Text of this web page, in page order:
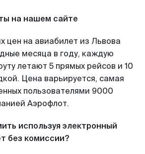
на нашем сайте
цен на авиабилет из Львова
месяца в году, каждую
летают 5 прямых рейсов и 10
Цена варьируется, самая
пользователями 9000
Аэрофлот.
используя электронный
без комиссии?